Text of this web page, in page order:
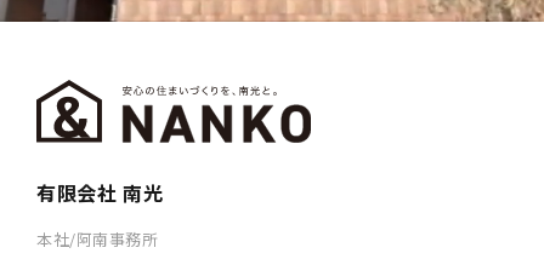
有限会社 南光
本社/阿南事務所